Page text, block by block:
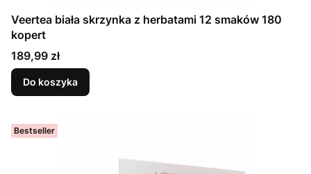
Veertea biała skrzynka z herbatami 12 smaków 180
kopert
Cena
189,99 zł
Do koszyka
Bestseller